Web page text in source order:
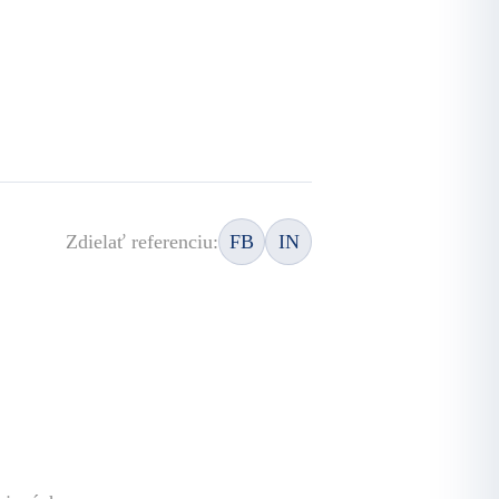
Zdielať referenciu: FB IN